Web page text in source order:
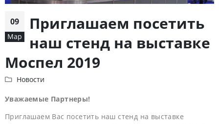
09
Мар
Приглашаем посетить
наш стенд на выставке
Моспел 2019
Новости
Уважаемые Партнеры!
Приглашаем Вас посетить наш стенд на выставке